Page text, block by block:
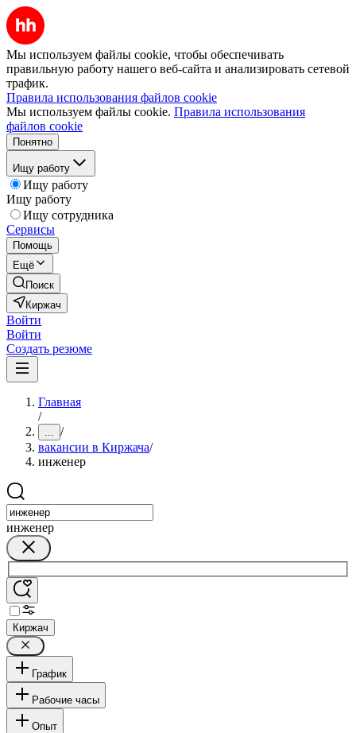
Мы используем файлы cookie, чтобы обеспечивать
правильную работу нашего веб-сайта и анализировать сетевой
трафик.
Правила использования файлов cookie
Мы используем файлы cookie. Правила использования
файлов cookie
Понятно
Ищу работу
Ищу работу
Ищу работу
Ищу сотрудника
Сервисы
Помощь
Ещё
Поиск
Киржач
Войти
Войти
Создать резюме
Главная
/
... /
вакансии в Киржача/
инженер
инженер
Киржач
График
Рабочие часы
Опыт